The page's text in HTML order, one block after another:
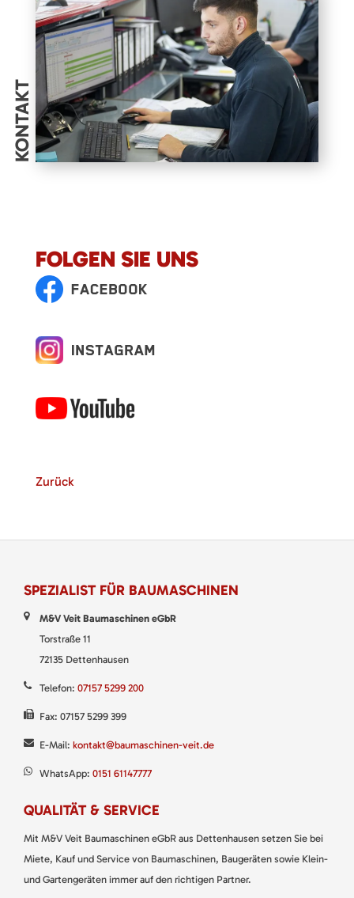
KONTAKT
FOLGEN SIE UNS
Zurück
SPEZIALIST FÜR BAUMASCHINEN
M&V Veit Baumaschinen eGbR
Torstraße 11
72135 Dettenhausen
Telefon: 07157 5299 200
Fax: 07157 5299 399
E-Mail: kontakt@baumaschinen-veit.de
WhatsApp: 0151 61147777
QUALITÄT & SERVICE
Mit M&V Veit Baumaschinen eGbR aus Dettenhausen setzen Sie bei
Miete, Kauf und Service von Baumaschinen, Baugeräten sowie Klein-
und Gartengeräten immer auf den richtigen Partner.